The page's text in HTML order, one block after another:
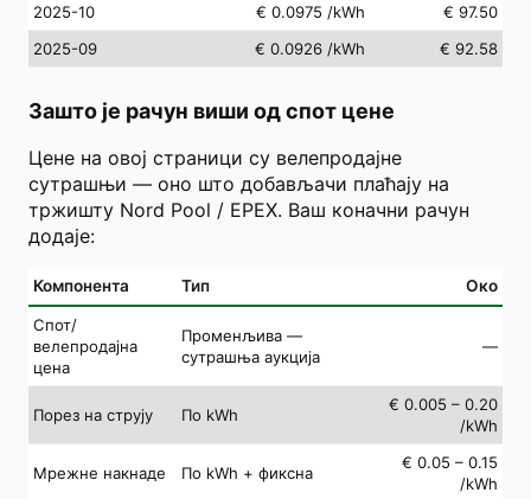
2025-10
€ 0.0975 /kWh
€ 97.50
2025-09
€ 0.0926 /kWh € 92.58
Зашто је рачун виши од спот цене
Цене на овој страници су велепродајне
сутрашњи — оно што добављачи плаћају на
тржишту Nord Pool / EPEX. Ваш коначни рачун
додаје:
Компонента Тип Око
Спот/
велепродајна
цена
Променљива —
сутрашња аукција
—
Порез на струју По kWh
€ 0.005 – 0.20
/kWh
Мрежне накнаде По kWh + фиксна
€ 0.05 – 0.15
/kWh